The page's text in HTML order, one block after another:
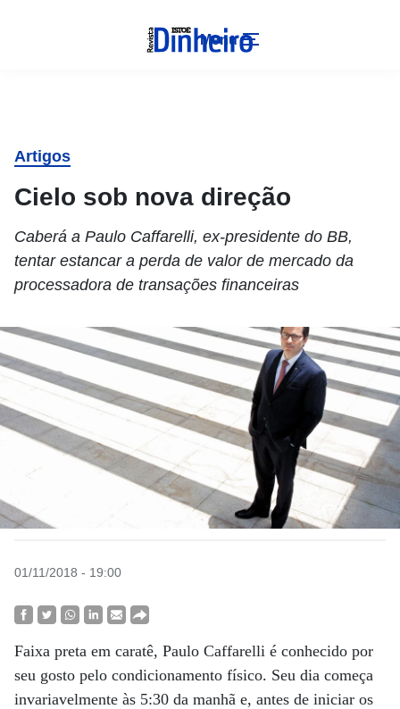
Menu
Artigos
Cielo sob nova direção
Caberá a Paulo Caffarelli, ex-presidente do BB,
tentar estancar a perda de valor de mercado da
processadora de transações financeiras
01/11/2018 - 19:00
Faixa preta em caratê, Paulo Caffarelli é conhecido por
seu gosto pelo condicionamento físico. Seu dia começa
invariavelmente às 5:30 da manhã e, antes de iniciar os